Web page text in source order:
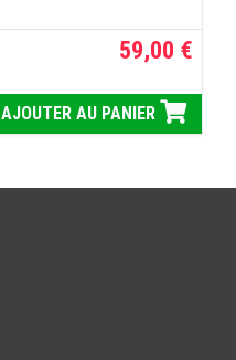
59,00 €
AJOUTER AU PANIER